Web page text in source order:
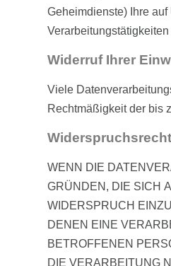
Geheimdienste) Ihre
Widerruf Ihrer
Viele
Rechtmäßigkeit der bis
WENN DIE
GRÜNDEN, DIE SICH
WIDERSPRUCH
DENEN EINE
BETROFFENEN
DIE VERARBEITUNG